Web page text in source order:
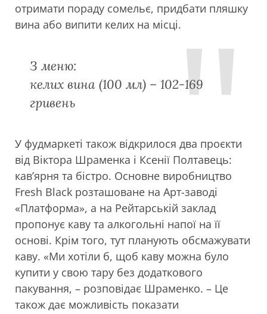
отримати пораду сомельє, придбати пляшку
вина або випити келих на місці.
З меню:
келих вина (100 мл) – 102-169
гривень
У фудмаркеті також відкрилося два проєкти
від Віктора Шраменка і Ксенії Полтавець:
кав’ярня та бістро. Основне виробництво
Fresh Black розташоване на Арт-заводі
«Платформа», а на Рейтарській заклад
пропонує каву та алкогольні напої на її
основі. Крім того, тут планують обсмажувати
каву. «Ми хотіли б, щоб каву можна було
купити у свою тару без додаткового
пакування, – розповідає Шраменко. – Це
також дає можливість показати